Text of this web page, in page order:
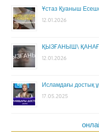
Ұстаз Қуаныш
12.01.2026
ҚЫЗҒАНЫШ\
12.01.2026
Исламдағы достық
17.05.2025